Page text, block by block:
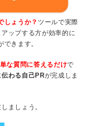
しょうか？ ツールで実際
ップする方が効率的に
きます。
な質問に答えるだけで
わる自己PRが完成しま
ましょう。